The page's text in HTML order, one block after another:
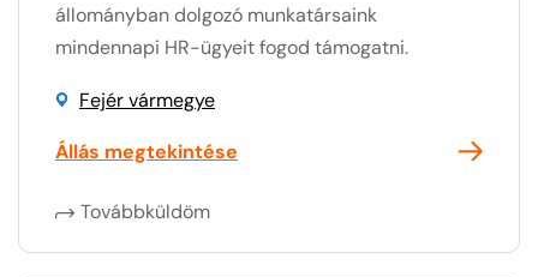
állományban dolgozó munkatársaink
mindennapi HR-ügyeit fogod támogatni.
Fejér vármegye
Állás megtekintése
Továbbküldöm